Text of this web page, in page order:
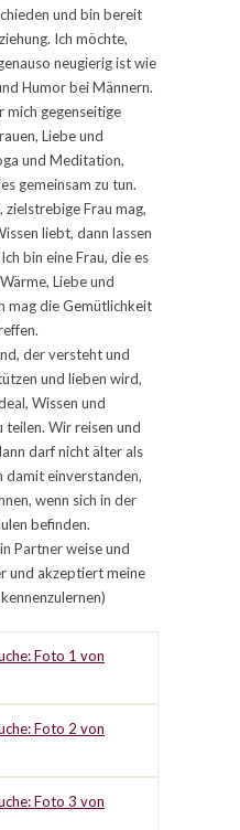
und bin bereit
Ich möchte,
neugierig ist wie
Humor bei Männern.
mich gegenseitige
Liebe und
und Meditation,
gemeinsam zu tun.
zielstrebige Frau mag,
liebt, dann lassen
bin eine Frau, die es
Liebe und
mag die Gemütlichkeit
der versteht und
und lieben wird,
Wissen und
teilen. Wir reisen und
darf nicht älter als
damit einverstanden,
wenn sich in der
befinden.
Partner weise und
und akzeptiert meine